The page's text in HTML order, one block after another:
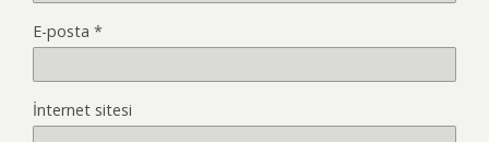
E-posta *
İnternet sitesi